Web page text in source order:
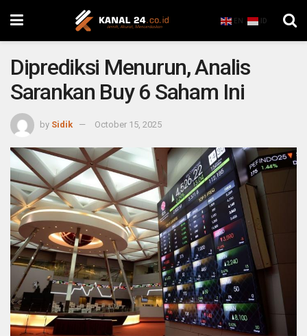
EN ID
Diprediksi Menurun, Analis
Sarankan Buy 6 Saham Ini
by Sidik October 15, 2025